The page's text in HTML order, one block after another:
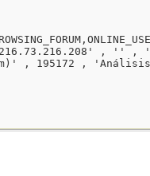
, '' ,
, 195172 ,